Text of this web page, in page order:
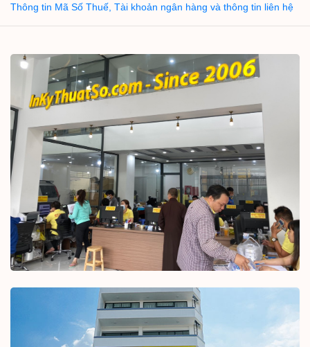
Thông tin Mã Số Thuế, Tài khoản ngân hàng và thông tin liên hệ